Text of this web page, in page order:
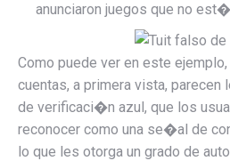
anunciaron juegos que no
Como puede ver en este
cuentas, a primera vista,
de verificaci�n azul, que los
reconocer como una se�al de
lo que les otorga un grado de